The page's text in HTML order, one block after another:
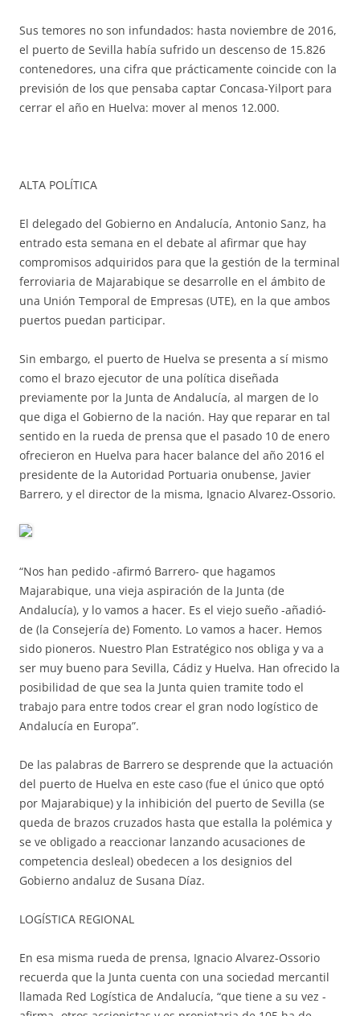
Sus temores no son infundados: hasta noviembre de 2016,
el puerto de Sevilla había sufrido un descenso de 15.826
contenedores, una cifra que prácticamente coincide con la
previsión de los que pensaba captar Concasa-Yilport para
cerrar el año en Huelva: mover al menos 12.000.
ALTA POLÍTICA
El delegado del Gobierno en Andalucía, Antonio Sanz, ha
entrado esta semana en el debate al afirmar que hay
compromisos adquiridos para que la gestión de la terminal
ferroviaria de Majarabique se desarrolle en el ámbito de
una Unión Temporal de Empresas (UTE), en la que ambos
puertos puedan participar.
Sin embargo, el puerto de Huelva se presenta a sí mismo
como el brazo ejecutor de una política diseñada
previamente por la Junta de Andalucía, al margen de lo
que diga el Gobierno de la nación. Hay que reparar en tal
sentido en la rueda de prensa que el pasado 10 de enero
ofrecieron en Huelva para hacer balance del año 2016 el
presidente de la Autoridad Portuaria onubense, Javier
Barrero, y el director de la misma, Ignacio Alvarez-Ossorio.
“Nos han pedido -afirmó Barrero- que hagamos
Majarabique, una vieja aspiración de la Junta (de
Andalucía), y lo vamos a hacer. Es el viejo sueño -añadió-
de (la Consejería de) Fomento. Lo vamos a hacer. Hemos
sido pioneros. Nuestro Plan Estratégico nos obliga y va a
ser muy bueno para Sevilla, Cádiz y Huelva. Han ofrecido la
posibilidad de que sea la Junta quien tramite todo el
trabajo para entre todos crear el gran nodo logístico de
Andalucía en Europa”.
De las palabras de Barrero se desprende que la actuación
del puerto de Huelva en este caso (fue el único que optó
por Majarabique) y la inhibición del puerto de Sevilla (se
queda de brazos cruzados hasta que estalla la polémica y
se ve obligado a reaccionar lanzando acusaciones de
competencia desleal) obedecen a los designios del
Gobierno andaluz de Susana Díaz.
LOGÍSTICA REGIONAL
En esa misma rueda de prensa, Ignacio Alvarez-Ossorio
recuerda que la Junta cuenta con una sociedad mercantil
llamada Red Logística de Andalucía, “que tiene a su vez -